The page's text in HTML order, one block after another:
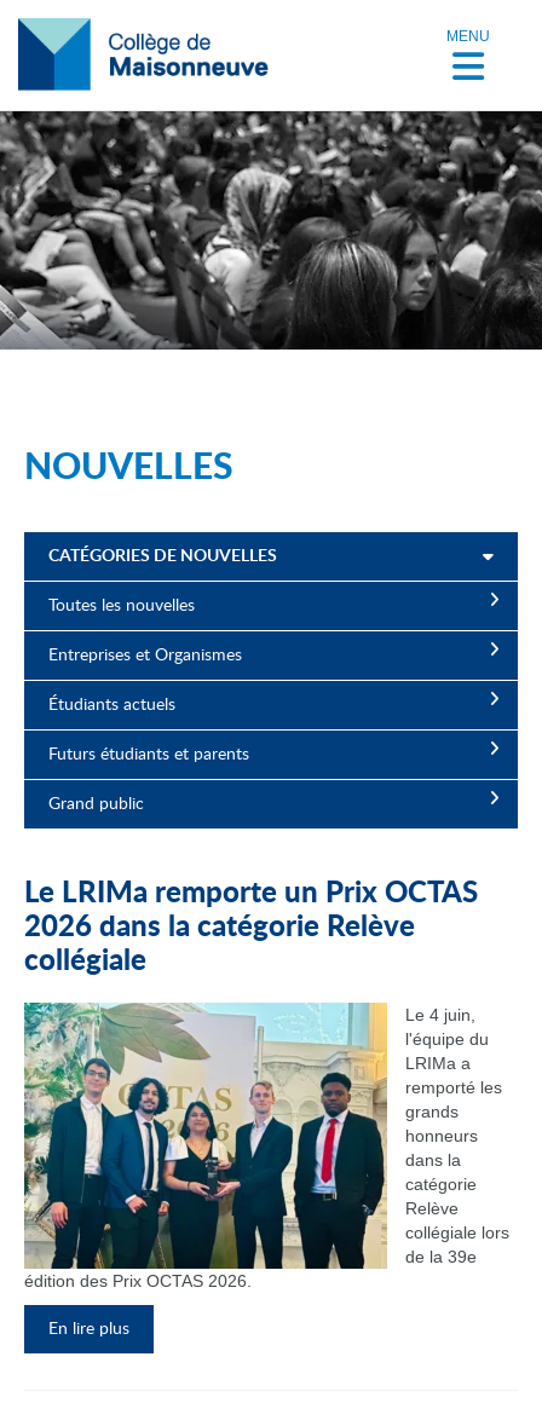
MENU
NOUVELLES
CATÉGORIES DE NOUVELLES
Toutes les nouvelles
Entreprises et Organismes
Étudiants actuels
Futurs étudiants et parents
Grand public
Le LRIMa remporte un Prix OCTAS
2026 dans la catégorie Relève
collégiale
Le 4 juin,
l'équipe du
LRIMa a
remporté les
grands
honneurs
dans la
catégorie
Relève
collégiale lors
de la 39e
édition des Prix OCTAS 2026.
En lire plus